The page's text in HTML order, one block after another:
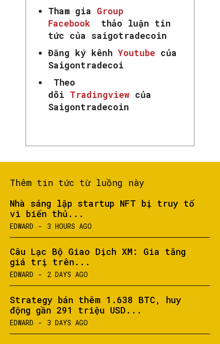
Tham gia Group
Facebook
thảo luận tin
tức của saigotradecoin
Đăng ký kênh Youtube của
Saigontradecoi
Theo
dõi Tradingview của
Saigontradecoin
Thêm tin tức từ luồng này
Nhà sáng lập startup NFT bị truy tố
vì biển thủ...
EDWARD - 3 HOURS AGO
Câu Lạc Bộ Giao Dịch XM: Gia tăng
giá trị trên...
EDWARD - 2 DAYS AGO
Strategy bán thêm 1.638 BTC, huy
động gần 291 triệu USD...
EDWARD - 3 DAYS AGO